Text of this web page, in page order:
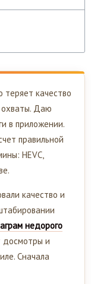
теряет качество
охваты. Даю
в приложении.
правильной
HEVC,
качество и
недорого
досмотры и
Сначала